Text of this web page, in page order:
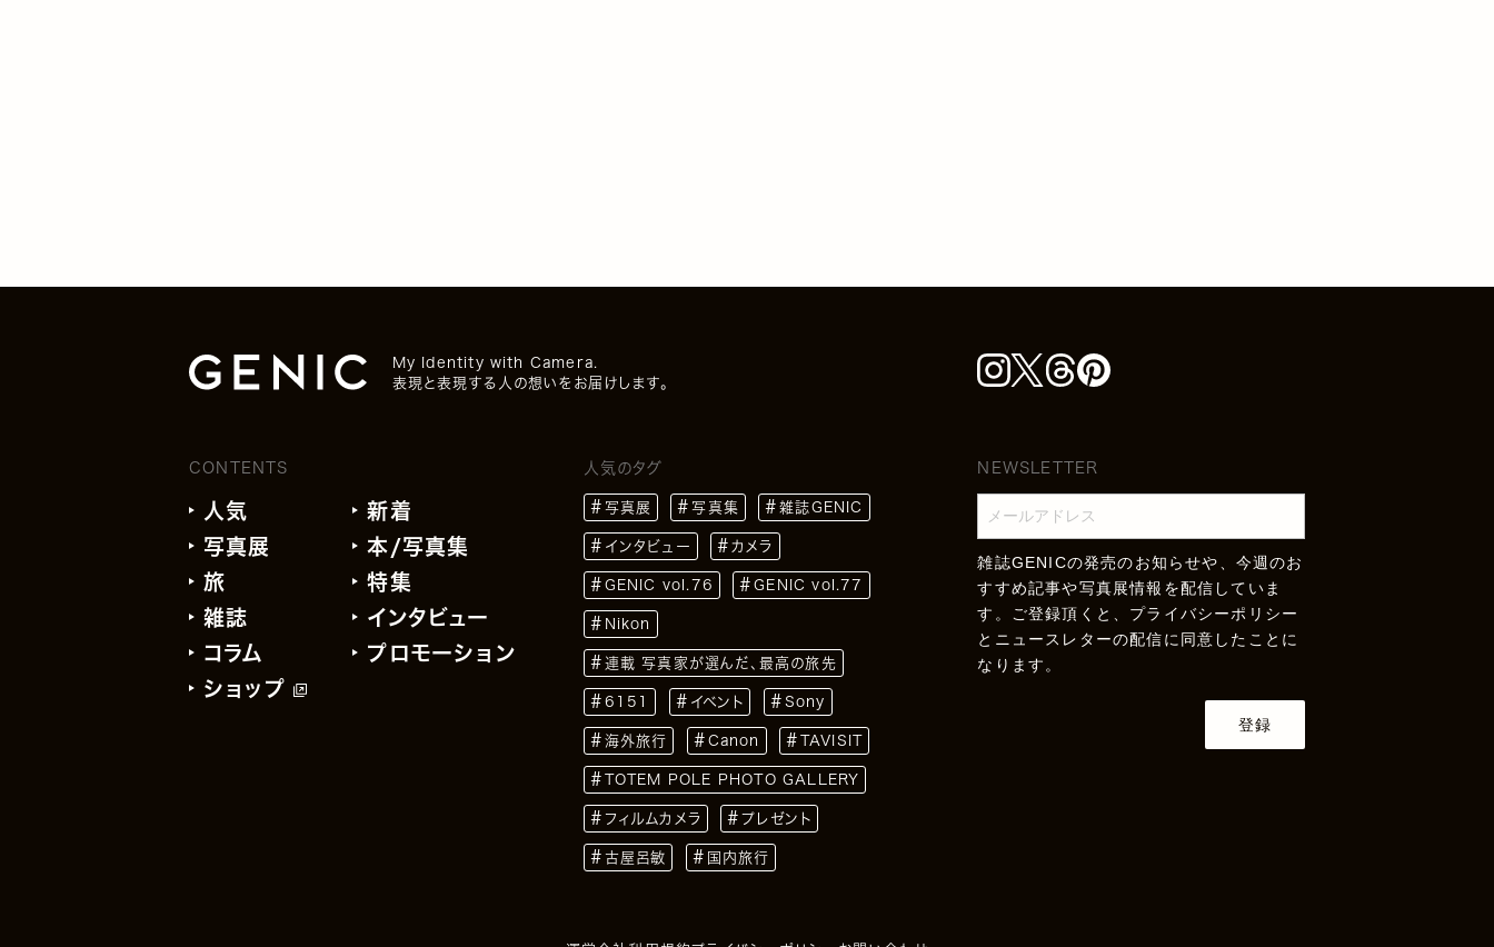
My Identity with Camera.
表現と表現する人の想いをお届けします。
NEWSLETTER
雑誌GENICの発売のお知らせや、今週のお
すすめ記事や写真展情報を配信していま
す。ご登録頂くと、 プライバシーポリシー
とニュースレターの配信に同意したことに
なります。
登録
CONTENTS
人気
新着
写真展
本/写真集
旅
特集
雑誌
インタビュー
コラム
プロモーション
ショップ
人気のタグ
写真展 写真集 雑誌GENIC
インタビュー カメラ
GENIC vol.76 GENIC vol.77
Nikon
連載 写真家が選んだ、最高の旅先
6151 イベント Sony
海外旅行 Canon TAVISIT
TOTEM POLE PHOTO GALLERY
フィルムカメラ プレゼント
古屋呂敏 国内旅行